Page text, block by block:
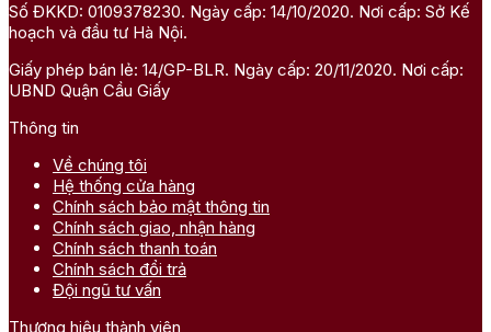
Số ĐKKD: 0109378230. Ngày cấp: 14/10/2020. Nơi cấp: Sở Kế
hoạch và đầu tư Hà Nội.
Giấy phép bán lẻ: 14/GP-BLR. Ngày cấp: 20/11/2020. Nơi cấp:
UBND Quận Cầu Giấy
Thông tin
Về chúng tôi
Hệ thống cửa hàng
Chính sách bảo mật thông tin
Chính sách giao, nhận hàng
Chính sách thanh toán
Chính sách đổi trả
Đội ngũ tư vấn
Thương hiệu thành viên